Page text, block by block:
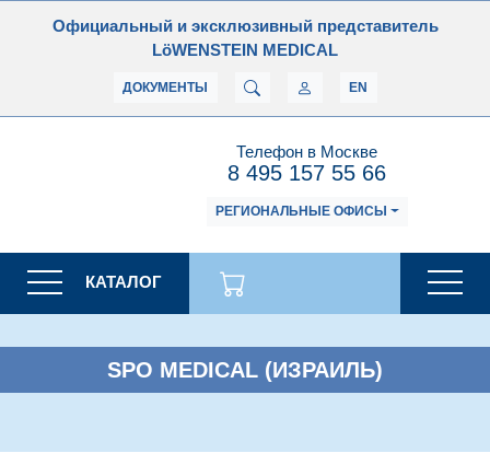
Официальный и эксклюзивный представитель
LöWENSTEIN MEDICAL
ДОКУМЕНТЫ EN
Телефон в Москве
8 495 157 55 66
РЕГИОНАЛЬНЫЕ ОФИСЫ
КАТАЛОГ
SPO MEDICAL (ИЗРАИЛЬ)